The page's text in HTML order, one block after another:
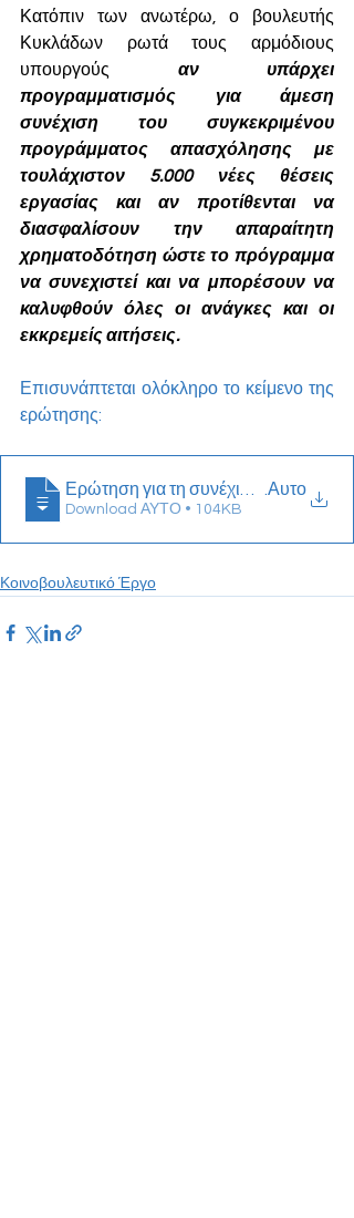
Κατόπιν των ανωτέρω, ο βουλευτής
Κυκλάδων ρωτά τους αρμόδιους
υπουργούς αν υπάρχει
προγραμματισμός για άμεση
συνέχιση του συγκεκριμένου
προγράμματος απασχόλησης με
τουλάχιστον 5.000 νέες θέσεις
εργασίας και αν προτίθενται να
διασφαλίσουν την απαραίτητη
χρηματοδότηση ώστε το πρόγραμμα
να συνεχιστεί και να μπορέσουν να
καλυφθούν όλες οι ανάγκες και οι
εκκρεμείς αιτήσεις.
Επισυνάπτεται ολόκληρο το κείμενο της
ερώτησης:
Ερώτηση για τη συνέχιση του
.Αυτο
Download ΑΥΤΟ • 104KB
Κοινοβουλευτικό Έργο